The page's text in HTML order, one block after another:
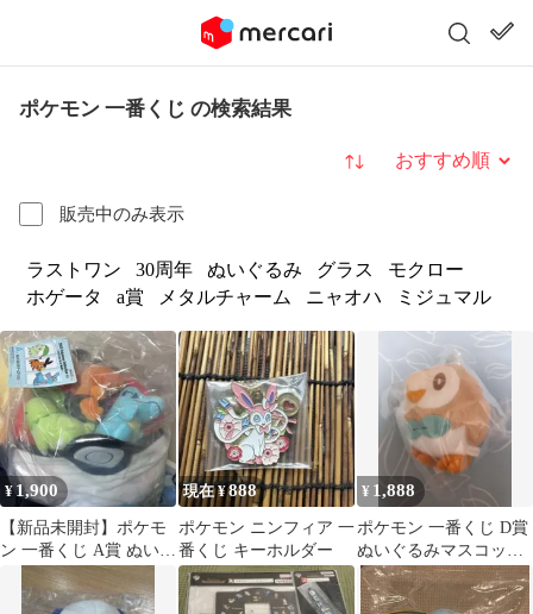
ポケモン 一番くじ の検索結果
販売中のみ表示
並び替え
ラストワン 30周年 ぬいぐるみ グラス
モクロー
ホゲータ
a賞 メタルチャーム ニャオハ ミジュマル
¥1,900
【新品未開封】ポケモ
ン 一番くじ A賞 ぬいぐ
るみつきゲームクッシ
ョン
現在 ¥888
ポケモン ニンフィア 一
番くじ キーホルダー
¥ 1,888
ポケモン 一番くじ D賞
ぬいぐるみマスコット
モクロー